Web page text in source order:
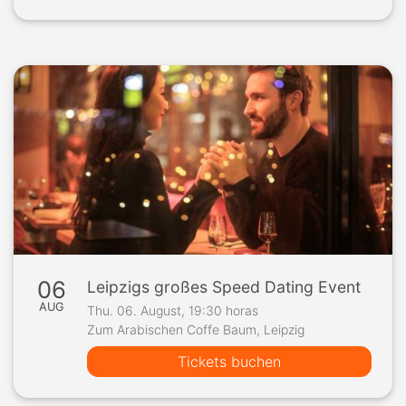
06
AUG
Leipzigs großes Speed Dating Event
Thu. 06. August, 19:30 horas
Zum Arabischen Coffe Baum, Leipzig
Tickets buchen